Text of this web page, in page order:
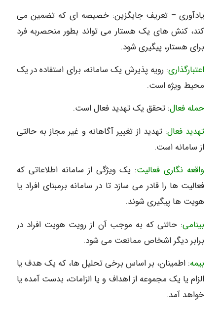
یادآوری – تعریف جایگزین: خصیصه ای که تضمین می
کند، کنش های یک هستار می تواند بطور منحصربه فرد
برای هستار، پیگیری شود.
اعتبارگذاری: رویه پذیرش یک سامانه، برای استفاده در یک
محیط ویژه است.
حمله فعال: تحقق یک تهدید فعال است.
تهدید فعال: تهدید از تغییر آگاهانه و غیر مجاز به حالتی
از سامانه است.
واقعه نگاری فعالیت: یک ویژگی از سامانه اطلاعاتی که
فعالیت ها را قادر می سازد تا در سامانه برمبنای افراد یا
هویت ها پیگیری شوند.
بینامی: حالتی که به موجب آن از رویت هویت افراد در
برابر دیگر اشخاص ممانعت می شود.
بیمه: اطمینان، بر اساس برخی تحلیل ها، که یک هدف یا
الزام یا یک مجموعه از اهداف و یا الزامات، بدست آمده یا
خواهد آمد.